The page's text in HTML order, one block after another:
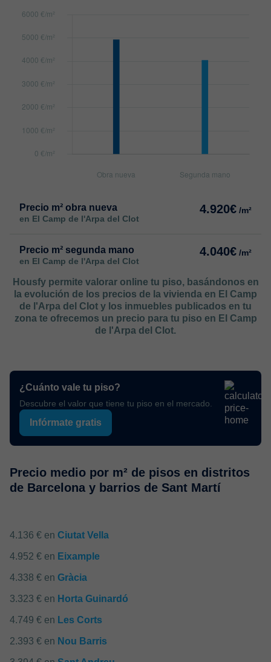
Precio m² obra nueva
en El Camp de l'Arpa del Clot
4.920€ /m²
Precio m² segunda mano
en El Camp de l'Arpa del Clot
4.040€ /m²
Housfy permite valorar online tu piso, basándonos en
la evolución de los precios de la vivienda en El Camp
de l'Arpa del Clot y los inmuebles publicados en tu
zona te ofrecemos un precio para tu piso en El Camp
de l'Arpa del Clot.
¿Cuánto vale tu piso?
Descubre el valor que tiene tu piso en el mercado.
Infórmate gratis
Precio medio por m² de pisos en distritos
de Barcelona y barrios de Sant Martí
4.136 € en Ciutat Vella
4.952 € en Eixample
4.338 € en Gràcia
3.323 € en Horta Guinardó
4.749 € en Les Corts
2.393 € en Nou Barris